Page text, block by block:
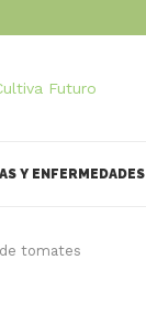
Y ENFERMEDADES
tomates